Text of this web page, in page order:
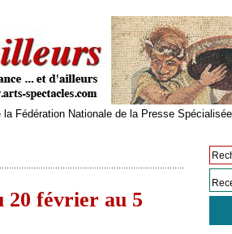
Fédération Nationale de la Presse
20 février au 5